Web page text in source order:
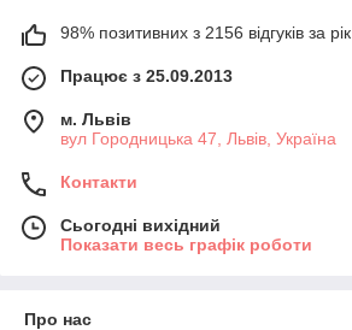
98% позитивних з 2156 відгуків за рік
Працює з 25.09.2013
м. Львів
вул Городницька 47, Львів, Україна
Контакти
Сьогодні вихідний
Показати весь графік роботи
Про нас